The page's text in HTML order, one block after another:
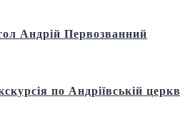
Андрій Первозванний
по Андріївській